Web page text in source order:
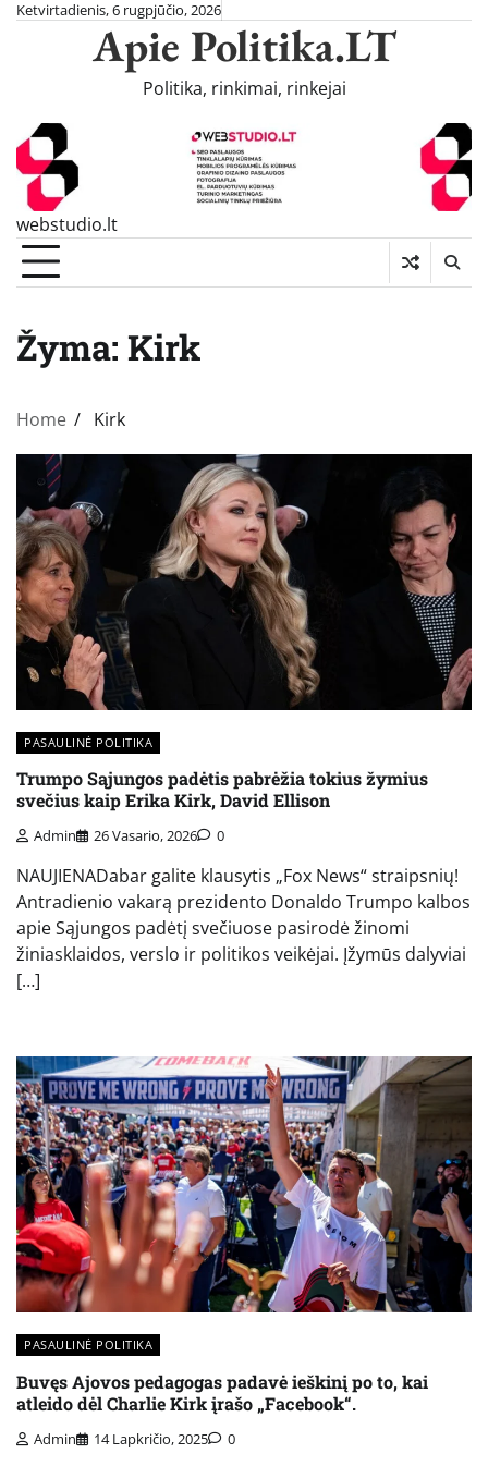
SkipKetvirtadienis, 6 rugpjūčio, 2026
Apie Politika.LT
Politika, rinkimai, rinkejai
webstudio.lt
Žyma: Kirk
Home Kirk
PASAULINĖ POLITIKA
Trumpo Sąjungos padėtis pabrėžia tokius žymius
svečius kaip Erika Kirk, David Ellison
Admin 26 Vasario, 2026 0
NAUJIENADabar galite klausytis „Fox News“ straipsnių!
Antradienio vakarą prezidento Donaldo Trumpo kalbos
apie Sąjungos padėtį svečiuose pasirodė žinomi
žiniasklaidos, verslo ir politikos veikėjai. Įžymūs dalyviai
[…]
PASAULINĖ POLITIKA
Buvęs Ajovos pedagogas padavė ieškinį po to, kai
atleido dėl Charlie Kirk įrašo „Facebook“.
Admin 14 Lapkričio, 2025 0